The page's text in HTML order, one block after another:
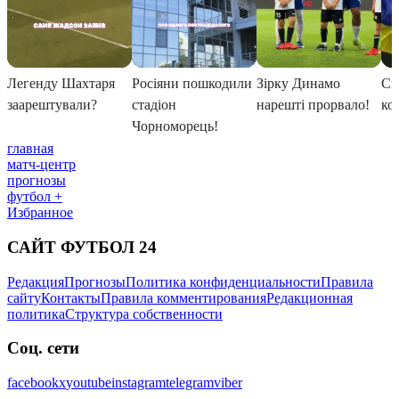
главная
матч-центр
прогнозы
футбол +
Избранное
САЙТ ФУТБОЛ 24
РедакцияПрогнозыПолитика конфиденциальностиПравила
сайтуКонтактыПравила комментированияРедакционная
политикаСтруктура собственности
Соц. сети
facebookxyoutubeinstagramtelegramviber